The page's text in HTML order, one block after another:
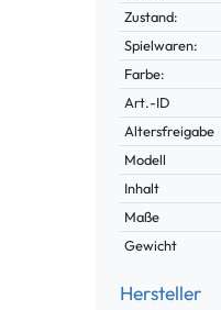
Zustand:
Spielwaren:
Farbe:
Technisches
Merkmal
Wert
Art.-ID
Altersfreigabe
Modell
Inhalt
Maße
Gewicht
Hersteller